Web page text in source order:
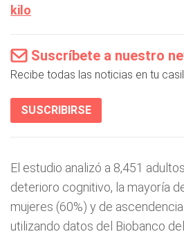
kilo
Suscríbete a nuestro
Recibe todas las noticias en tu
SUSCRIBIRSE
El estudio analizó a 8,451
deterioro cognitivo, la mayoría
mujeres (60%) y de
utilizando datos del Biobanco